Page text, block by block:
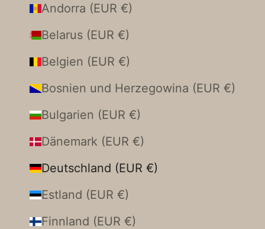
Andorra (EUR €)
Belarus (EUR €)
Belgien (EUR €)
Bosnien und Herzegowina (EUR €)
Bulgarien (EUR €)
Dänemark (EUR €)
Deutschland (EUR €)
Estland (EUR €)
Finnland (EUR €)